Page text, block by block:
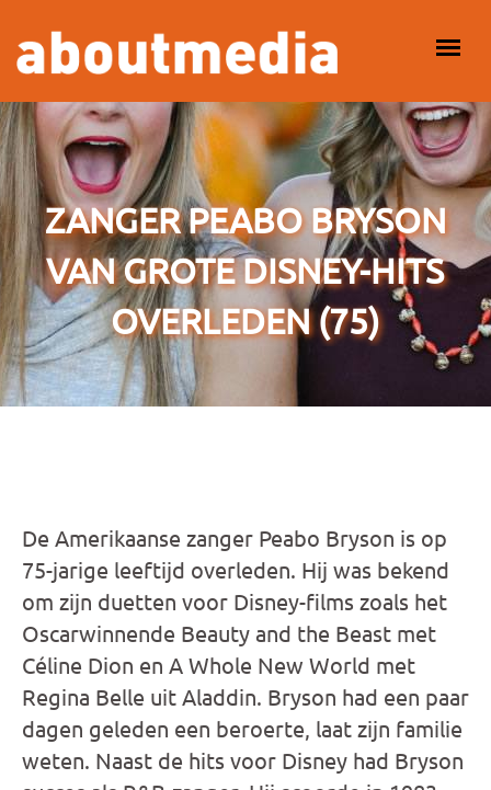
HOOFDMENU
ZANGER PEABO BRYSON
VAN GROTE DISNEY-HITS
OVERLEDEN (75)
De Amerikaanse zanger Peabo Bryson is op
75-jarige leeftijd overleden. Hij was bekend
om zijn duetten voor Disney-films zoals het
Oscarwinnende Beauty and the Beast met
Céline Dion en A Whole New World met
Regina Belle uit Aladdin. Bryson had een paar
dagen geleden een beroerte, laat zijn familie
weten. Naast de hits voor Disney had Bryson